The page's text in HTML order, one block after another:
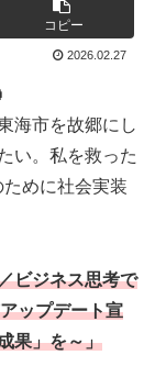
コピー
2026.02.27
海市を故郷にし
い。私を救った
ために社会実装
ビジネス思考で
ップデート宣
果」を～」